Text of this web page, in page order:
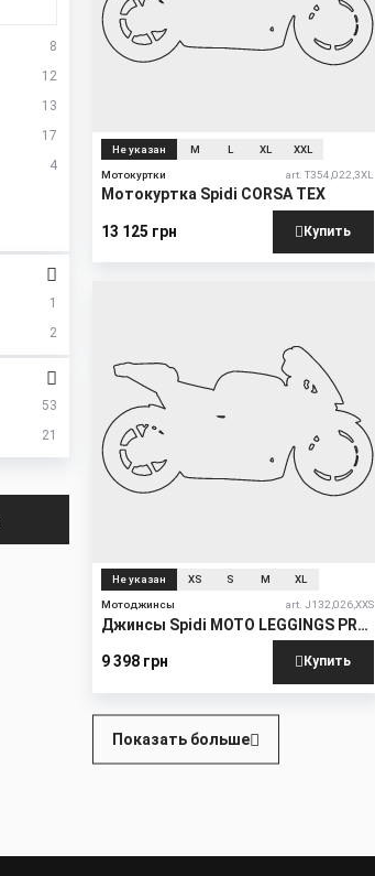
Не указан M L XL XXL
Мотокуртки art. T354,022,3XL
Мотокуртка Spidi CORSA TEX
13 125 грн Купить
Не указан XS S M XL
Мотоджинсы art. J132,026,XXS
Джинсы Spidi MOTO LEGGINGS PRO
9 398 грн
Купить
Нумерация
страниц
Показать больше
8
12
13
17
4
1
2
53
21